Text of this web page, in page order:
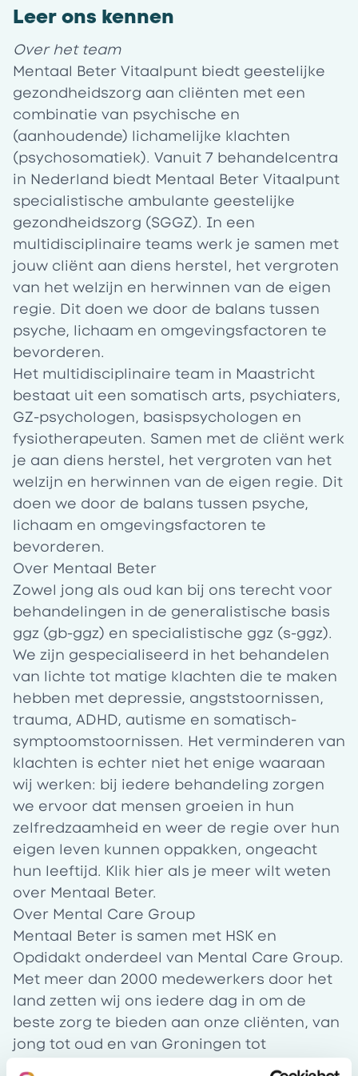
Leer ons kennen
Over het team
Mentaal Beter Vitaalpunt biedt geestelijke
gezondheidszorg aan cliënten met een
combinatie van psychische en
(aanhoudende) lichamelijke klachten
(psychosomatiek). Vanuit 7 behandelcentra
in Nederland biedt Mentaal Beter Vitaalpunt
specialistische ambulante geestelijke
gezondheidszorg (SGGZ). In een
multidisciplinaire teams werk je samen met
jouw cliënt aan diens herstel, het vergroten
van het welzijn en herwinnen van de eigen
regie. Dit doen we door de balans tussen
psyche, lichaam en omgevingsfactoren te
bevorderen.
Het multidisciplinaire team in Maastricht
bestaat uit een somatisch arts, psychiaters,
GZ-psychologen, basispsychologen en
fysiotherapeuten. Samen met de cliënt werk
je aan diens herstel, het vergroten van het
welzijn en herwinnen van de eigen regie. Dit
doen we door de balans tussen psyche,
lichaam en omgevingsfactoren te
bevorderen.
Over Mentaal Beter
Zowel jong als oud kan bij ons terecht voor
behandelingen in de generalistische basis
ggz (gb-ggz) en specialistische ggz (s-ggz).
We zijn gespecialiseerd in het behandelen
van lichte tot matige klachten die te maken
hebben met depressie, angststoornissen,
trauma, ADHD, autisme en somatisch-
symptoomstoornissen. Het verminderen van
klachten is echter niet het enige waaraan
wij werken: bij iedere behandeling zorgen
we ervoor dat mensen groeien in hun
zelfredzaamheid en weer de regie over hun
eigen leven kunnen oppakken, ongeacht
hun leeftijd. Klik hier als je meer wilt weten
over Mentaal Beter.
Over Mental Care Group
Mentaal Beter is samen met HSK en
Opdidakt onderdeel van Mental Care Group.
Met meer dan 2000 medewerkers door het
land zetten wij ons iedere dag in om de
beste zorg te bieden aan onze cliënten, van
jong tot oud en van Groningen tot
Maastricht. Samen staan wij sterk voor een